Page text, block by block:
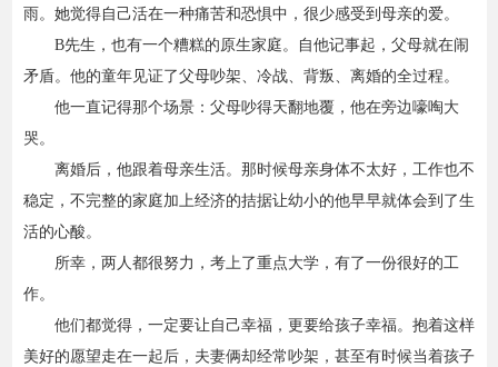
雨。她觉得自己活在一种痛苦和恐惧中，很少感受到母亲的爱。
B先生，也有一个糟糕的原生家庭。自他记事起，父母就在闹
矛盾。他的童年见证了父母吵架、冷战、背叛、离婚的全过程。
他一直记得那个场景：父母吵得天翻地覆，他在旁边嚎啕大
哭。
离婚后，他跟着母亲生活。那时候母亲身体不太好，工作也不
稳定，不完整的家庭加上经济的拮据让幼小的他早早就体会到了生
活的心酸。
所幸，两人都很努力，考上了重点大学，有了一份很好的工
作。
他们都觉得，一定要让自己幸福，更要给孩子幸福。抱着这样
美好的愿望走在一起后，夫妻俩却经常吵架，甚至有时候当着孩子